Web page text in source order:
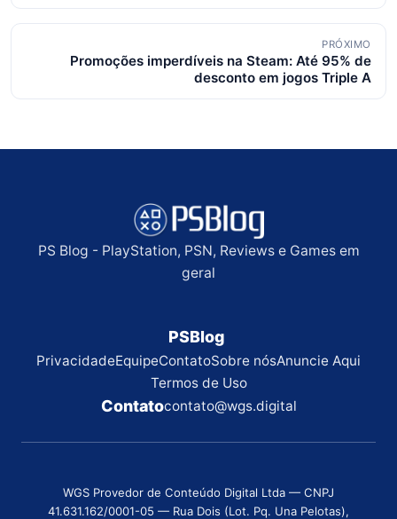
posts
PRÓXIMO
Promoções imperdíveis na Steam: Até 95% de
desconto em jogos Triple A
PS Blog - PlayStation, PSN, Reviews e Games em
geral
PSBlog
PrivacidadeEquipeContatoSobre nósAnuncie Aqui
Termos de Uso
Contatocontato@wgs.digital
WGS Provedor de Conteúdo Digital Ltda — CNPJ
41.631.162/0001-05 — Rua Dois (Lot. Pq. Una Pelotas),